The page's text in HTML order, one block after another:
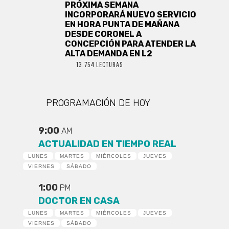
PRÓXIMA SEMANA
INCORPORARÁ NUEVO SERVICIO
EN HORA PUNTA DE MAÑANA
DESDE CORONEL A
CONCEPCIÓN PARA ATENDER LA
ALTA DEMANDA EN L2
13.754 LECTURAS
PROGRAMACIÓN DE HOY
9:00 AM
ACTUALIDAD EN TIEMPO REAL
LUNES MARTES MIÉRCOLES
JUEVES
VIERNES
SÁBADO
1:00 PM
DOCTOR EN CASA
LUNES MARTES MIÉRCOLES
JUEVES
VIERNES
SÁBADO